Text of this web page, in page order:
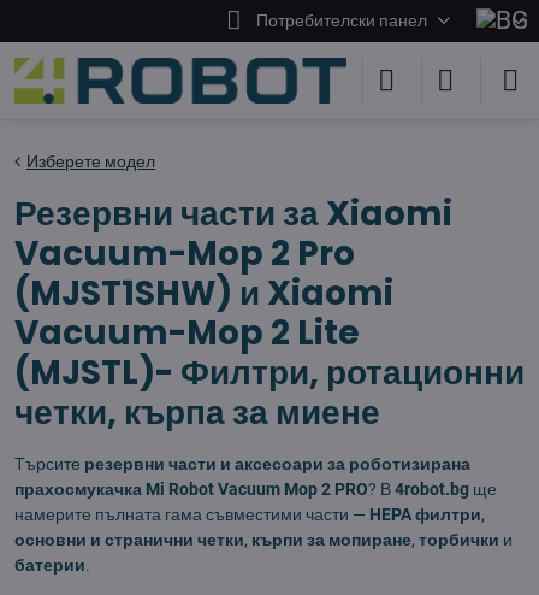
Потребителски панел
Изберете модел
Резервни части за Xiaomi
Vacuum-Mop 2 Pro
(MJST1SHW) и Xiaomi
Vacuum-Mop 2 Lite
(MJSTL)- Филтри, ротационни
четки, кърпа за миене
Търсите резервни части и аксесоари за роботизирана
прахосмукачка Mi Robot Vacuum Mop 2 PRO? В4robot.bg ще
намерите пълната гама съвместими части — HEPA филтри,
основни и странични четки, кърпи за мопиране, торбички и
батерии.